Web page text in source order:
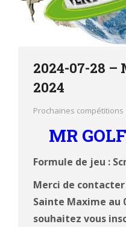
2024-07-28 –
2024
Prochaines compétitions
MR
Formule de jeu :
Merci de contacter
Sainte Maxime au
souhaitez vous